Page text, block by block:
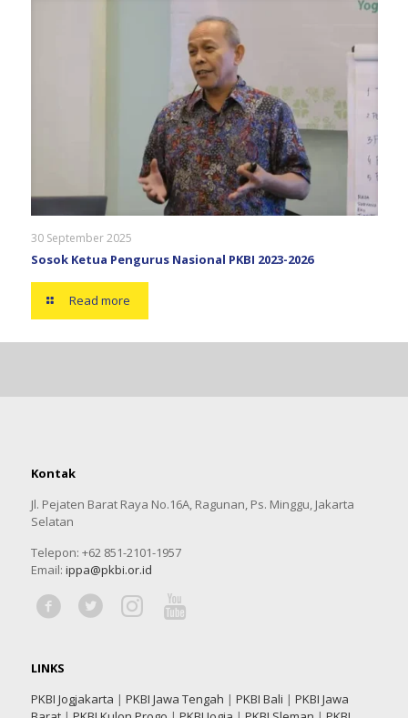
30 September 2025
Sosok Ketua Pengurus Nasional PKBI 2023-2026
Read more
Kontak
Jl. Pejaten Barat Raya No.16A, Ragunan, Ps. Minggu, Jakarta
Selatan
Telepon: +62 851-2101-1957
Email: ippa@pkbi.or.id
LINKS
PKBI Jogjakarta | PKBI Jawa Tengah | PKBI Bali | PKBI Jawa